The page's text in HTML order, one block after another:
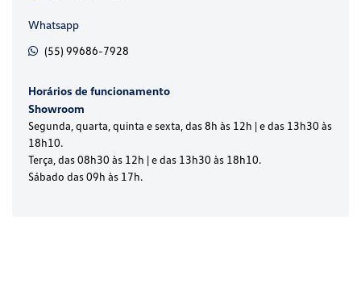
Whatsapp
(55) 99686-7928
Horários de funcionamento
Showroom
Segunda, quarta, quinta e sexta, das 8h às 12h | e das 13h30 às
18h10.
Terça, das 08h30 às 12h | e das 13h30 às 18h10.
Sábado das 09h às 17h.